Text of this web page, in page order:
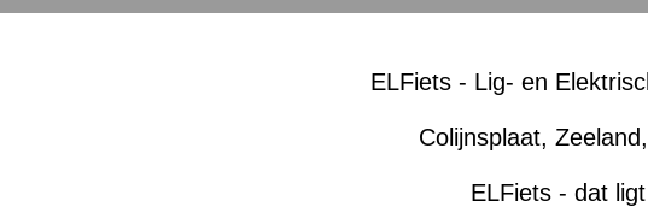
ELFiets - Lig- en
Colijnsplaat,
ELFiets - dat